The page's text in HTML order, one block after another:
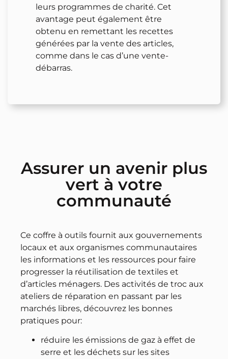
leurs programmes de charité. Cet
avantage peut également être
obtenu en remettant les recettes
générées par la vente des articles,
comme dans le cas d’une vente-
débarras.
Assurer un avenir plus
vert à votre
communauté
Ce coffre à outils fournit aux gouvernements
locaux et aux organismes communautaires
les informations et les ressources pour faire
progresser la réutilisation de textiles et
d’articles ménagers. Des activités de troc aux
ateliers de réparation en passant par les
marchés libres, découvrez les bonnes
pratiques pour:
réduire les émissions de gaz à effet de
serre et les déchets sur les sites